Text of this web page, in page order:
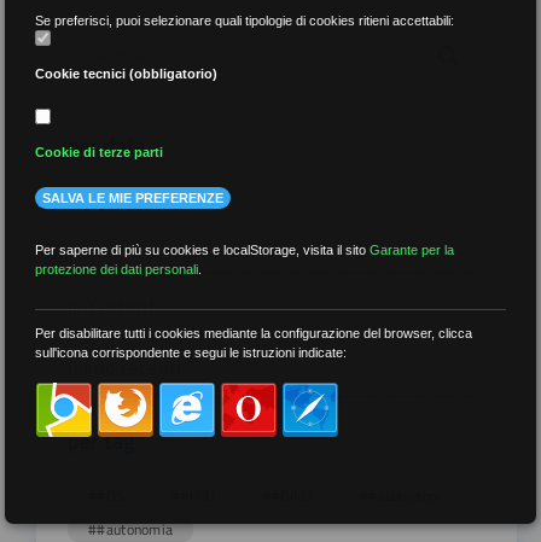
per data
più recenti
meno recenti
per tag
##autonomia
Se preferisci, puoi selezionare quali tipologie di cookies ritieni accettabili:
Cookie tecnici (obbligatorio)
Cookie di terze parti
SALVA LE MIE PREFERENZE
Per saperne di più su cookies e localStorage, visita il sitoGarante per la
protezione dei dati personali
Per disabilitare tutti i cookies mediante la configurazione del browser, clicca
sull'icona corrispondente e segui le istruzioni indicate: